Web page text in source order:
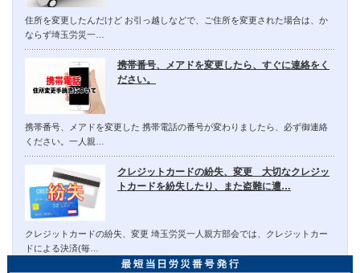
住所を変更したんだけど お引っ越しなどで、ご住所を変更された場合は、か
ならず埼玉労災一…
携帯番号、メアドを変更したら、すぐに連絡をく
ださい。
携帯番号、メアドを変更した 携帯電話の番号が変わりましたら、必ず御連絡
ください。一人親…
クレジットカードの紛失、変更 大切なクレジッ
トカードを紛失したり、また盗難に遭…
クレジットカードの紛失、変更 埼玉労災一人親方部会では、クレジットカー
ドによる決済(毎…